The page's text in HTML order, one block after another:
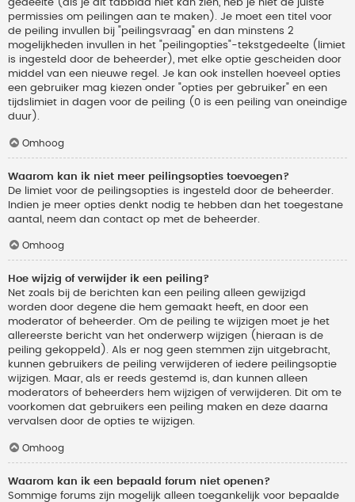
gedeelte (als je dit tabblad niet kan zien, heb je niet de juiste
permissies om peilingen aan te maken). Je moet een titel voor
de peiling invullen bij "peilingsvraag" en dan minstens 2
mogelijkheden invullen in het "peilingopties"-tekstgedeelte (limiet
is ingesteld door de beheerder), met elke optie gescheiden door
middel van een nieuwe regel. Je kan ook instellen hoeveel opties
een gebruiker mag kiezen onder "opties per gebruiker" en een
tijdslimiet in dagen voor de peiling (0 is een peiling van oneindige
duur).
Omhoog
Waarom kan ik niet meer peilingsopties toevoegen?
De limiet voor de peilingsopties is ingesteld door de beheerder.
Indien je meer opties denkt nodig te hebben dan het toegestane
aantal, neem dan contact op met de beheerder.
Omhoog
Hoe wijzig of verwijder ik een peiling?
Net zoals bij de berichten kan een peiling alleen gewijzigd
worden door degene die hem gemaakt heeft, en door een
moderator of beheerder. Om de peiling te wijzigen moet je het
allereerste bericht van het onderwerp wijzigen (hieraan is de
peiling gekoppeld). Als er nog geen stemmen zijn uitgebracht,
kunnen gebruikers de peiling verwijderen of iedere peilingsoptie
wijzigen. Maar, als er reeds gestemd is, dan kunnen alleen
moderators of beheerders hem wijzigen of verwijderen. Dit om te
voorkomen dat gebruikers een peiling maken en deze daarna
vervalsen door de opties te wijzigen.
Omhoog
Waarom kan ik een bepaald forum niet openen?
Sommige forums zijn mogelijk alleen toegankelijk voor bepaalde